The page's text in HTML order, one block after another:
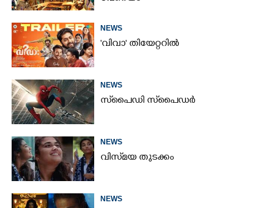
NEWS
'വിവാ' തിയേറ്ററിൽ
NEWS
സ്‌പൈ‌ഡി സ്‌പൈ‌ഡർ
NEWS
വിസ്‌മയ തുടക്കം
NEWS